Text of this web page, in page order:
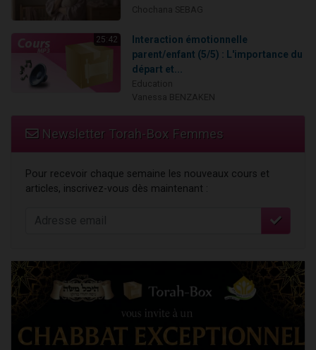
25:42
Interaction émotionnelle
parent/enfant (5/5) : L'importance du
départ et...
Newsletter Torah-Box Femmes
Pour recevoir chaque semaine les nouveaux cours et
articles, inscrivez-vous dès maintenant :